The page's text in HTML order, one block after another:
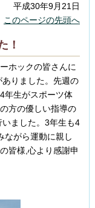
平成30年9月21日
このページの先頭へ
！
ホックの皆さんに
りました。先週の
年生がスポーツ体
方の優しい指導の
ました。3年生も4
ながら運動に親し
皆様,心より感謝申